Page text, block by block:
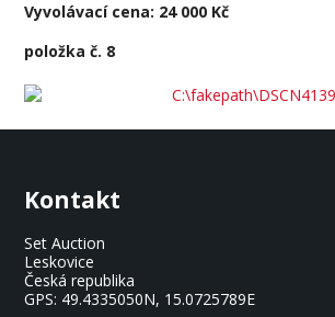
Vyvolávací cena: 24 000 Kč
položka č. 8
Kontakt
Set Auction
Leskovice
Česká republika
GPS: 49.4335050N, 15.0725789E